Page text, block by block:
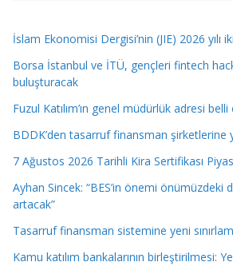
İslam Ekonomisi Dergisi’nin (JIE) 2026 yılı
Borsa İstanbul ve İTÜ, gençleri fintech
buluşturacak
Fuzul Katılım’ın genel müdürlük adresi belli
BDDK’den tasarruf finansman şirketlerine
7 Ağustos 2026 Tarihli Kira Sertifikası
Ayhan Sincek: “BES’in önemi önümüzdeki
artacak”
Tasarruf finansman sistemine yeni
Kamu katılım bankalarının birleştirilmesi: